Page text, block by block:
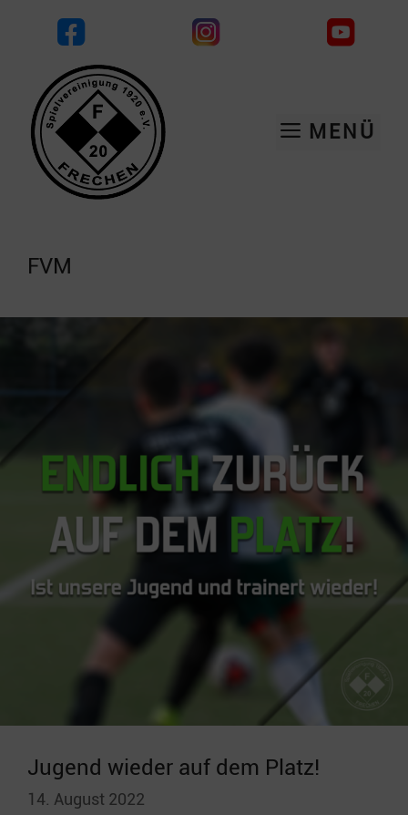
MENÜ
FVM
Jugend wieder auf dem Platz!
14. August 2022